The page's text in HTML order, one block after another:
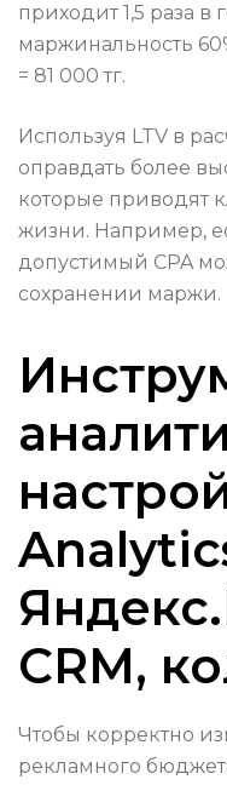
приходит 1,5 раза в
маржинальность
= 81 000 тг.
Используя LTV в
оправдать более
которые приводят
жизни. Например,
допустимый CPA
сохранении маржи.
CRM,
Чтобы корректно
рекламного